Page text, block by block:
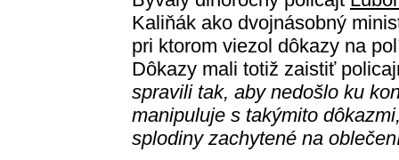
Kaliňák ako dvojnásobný
pri ktorom viezol dôkazy na
Dôkazy mali totiž zaistiť
spravili tak, aby nedošlo ku
manipuluje s takýmito
splodiny zachytené na